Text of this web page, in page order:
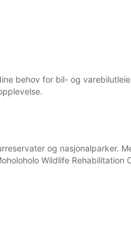
behov for bil- og
og nasjonalparker.
Wildlife Rehabilitation